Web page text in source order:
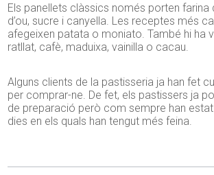
Els panellets clàssics només porten farina
d’ou, sucre i canyella. Les receptes més
afegeixen patata o moniato. També hi ha
ratllat, cafè, maduixa, vainilla o cacau.
Alguns clients de la pastisseria ja han fet
per comprar-ne. De fet, els pastissers ja
de preparació però com sempre han
dies en els quals han tengut més feina.